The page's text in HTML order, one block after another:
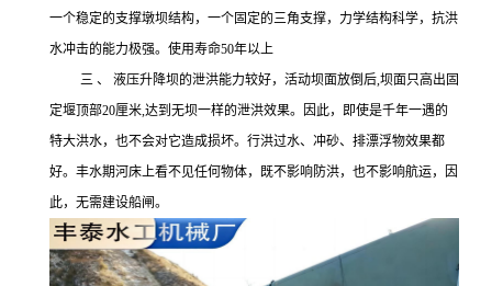
一个稳定的支撑墩坝结构，一个固定的三角支撑，力学结构科学，抗洪
水冲击的能力极强。使用寿命50年以上
三 、 液压升降坝的泄洪能力较好， 活动坝面放倒后,坝面只高出固
定堰顶部20厘米,达到无坝一样的泄洪效果。因此，即使是千年一遇的
特大洪水，也不会对它造成损坏。行洪过水、冲砂、排漂浮物效果都
好。丰水期河床上看不见任何物体，既不影响防洪，也不影响航运，因
此，无需建设船闸。